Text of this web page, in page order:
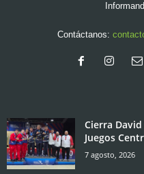
Contáctanos:
Cierra
Juegos
7 agosto, 2026